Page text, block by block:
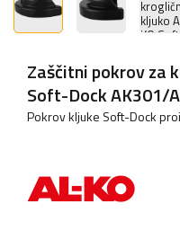
Zaščitni pokrov za
Soft-Dock AK301/
Pokrov kljuke Soft-Dock